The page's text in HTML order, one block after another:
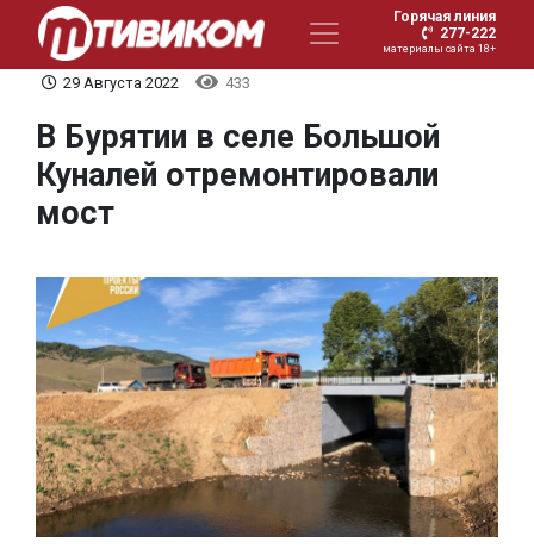
Горячая линия
277-222
материалы сайта 18+
29 Августа 2022 433
В Бурятии в селе Большой
Куналей отремонтировали
мост